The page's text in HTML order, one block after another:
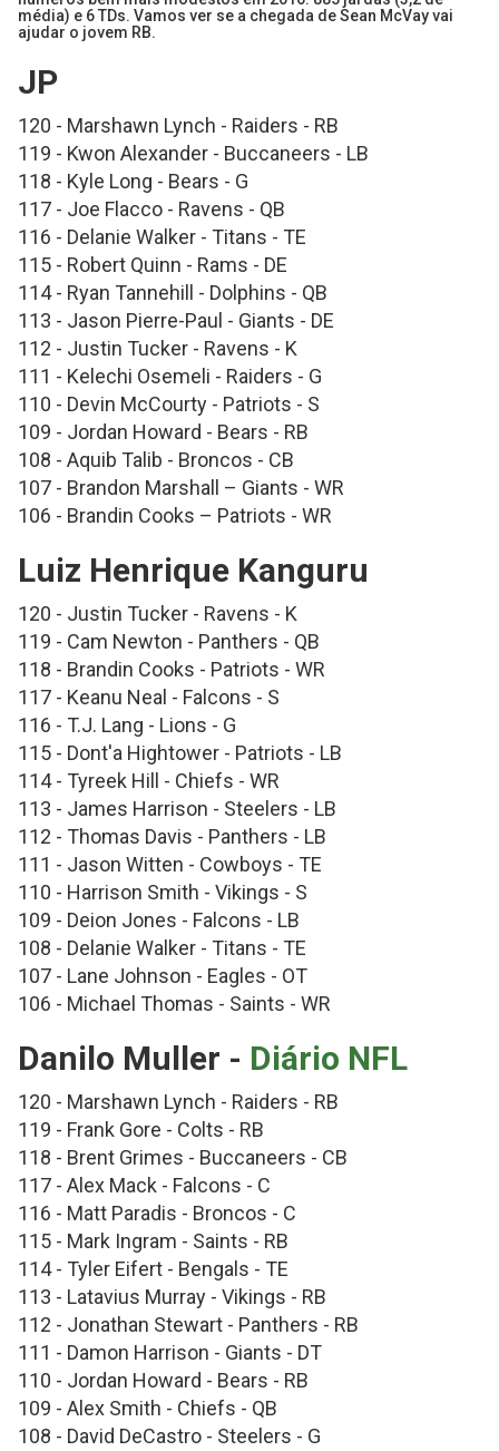
média) e 6 TDs. Vamos ver se a chegada de Sean McVay vai
ajudar o jovem RB.
JP
120 - Marshawn Lynch - Raiders - RB
119 - Kwon Alexander - Buccaneers - LB
118 - Kyle Long - Bears - G
117 - Joe Flacco - Ravens - QB
116 - Delanie Walker - Titans - TE
115 - Robert Quinn - Rams - DE
114 - Ryan Tannehill - Dolphins - QB
113 - Jason Pierre-Paul - Giants - DE
112 - Justin Tucker - Ravens - K
111 - Kelechi Osemeli - Raiders - G
110 - Devin McCourty - Patriots - S
109 - Jordan Howard - Bears - RB
108 - Aquib Talib - Broncos - CB
107 - Brandon Marshall – Giants - WR
106 - Brandin Cooks – Patriots - WR
Luiz Henrique Kanguru
120 - Justin Tucker - Ravens - K
119 - Cam Newton - Panthers - QB
118 - Brandin Cooks - Patriots - WR
117 - Keanu Neal - Falcons - S
116 - T.J. Lang - Lions - G
115 - Dont'a Hightower - Patriots - LB
114 - Tyreek Hill - Chiefs - WR
113 - James Harrison - Steelers - LB
112 - Thomas Davis - Panthers - LB
111 - Jason Witten - Cowboys - TE
110 - Harrison Smith - Vikings - S
109 - Deion Jones - Falcons - LB
108 - Delanie Walker - Titans - TE
107 - Lane Johnson - Eagles - OT
106 - Michael Thomas - Saints - WR
Danilo Muller - Diário NFL
120 - Marshawn Lynch - Raiders - RB
119 - Frank Gore - Colts - RB
118 - Brent Grimes - Buccaneers - CB
117 - Alex Mack - Falcons - C
116 - Matt Paradis - Broncos - C
115 - Mark Ingram - Saints - RB
114 - Tyler Eifert - Bengals - TE
113 - Latavius Murray - Vikings - RB
112 - Jonathan Stewart - Panthers - RB
111 - Damon Harrison - Giants - DT
110 - Jordan Howard - Bears - RB
109 - Alex Smith - Chiefs - QB
108 - David DeCastro - Steelers - G